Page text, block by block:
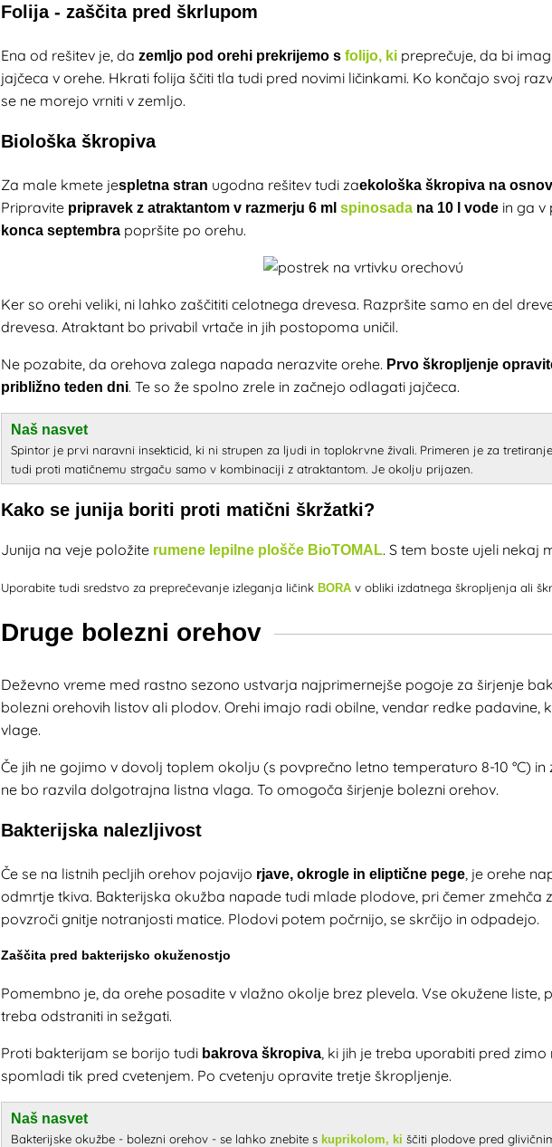
Folija - zaščita pred škrlupom
Ena od rešitev je, dazemljo pod orehi prekrijemo sfolijo, ki preprečuje, da bi
jajčeca v orehe. Hkrati folija ščiti tla tudi pred novimi ličinkami. Ko končajo svoj
se ne morejo vrniti v zemljo.
Biološka škropiva
Za male kmete jespletna stran ugodna rešitev tudi zaekološka škropiva na
Pripravite pripravek z atraktantom v razmerju 6 mlspinosada na 10 l vode in ga
konca septembra popršite po orehu.
Ker so orehi veliki, ni lahko zaščititi celotnega drevesa. Razpršite samo en del
drevesa. Atraktant bo privabil vrtače in jih postopoma uničil.
Ne pozabite, da orehova zalega napada nerazvite orehe. Prvo škropljenje
približno teden dni. Te so že spolno zrele in začnejo odlagati jajčeca.
Naš nasvet
Spintor je prvi naravni insekticid, ki ni strupen za ljudi in toplokrvne živali. Primeren je za
tudi proti matičnemu strgaču samo v kombinaciji z atraktantom. Je okolju prijazen.
Kako se junija boriti proti matični škržatki?
Junija na veje položite rumene lepilne plošče BioTOMAL. S tem boste ujeli nekaj
Uporabite tudi sredstvo za preprečevanje izleganja ličinkBORA v obliki izdatnega škropljenja ali
Druge bolezni orehov
Deževno vreme med rastno sezono ustvarja najprimernejše pogoje za širjenje
bolezni orehovih listov ali plodov. Orehi imajo radi obilne, vendar redke padavine,
vlage.
Če jih ne gojimo v dovolj toplem okolju (s povprečno letno temperaturo 8-10 °C) in
ne bo razvila dolgotrajna listna vlaga. To omogoča širjenje bolezni orehov.
Bakterijska nalezljivost
Če se na listnih pecljih orehov pojavijo rjave, okrogle in eliptične pege, je orehe
odmrtje tkiva. Bakterijska okužba napade tudi mlade plodove, pri čemer zmehča
povzroči gnitje notranjosti matice. Plodovi potem počrnijo, se skrčijo in odpadejo.
Zaščita pred bakterijsko okuženostjo
Pomembno je, da orehe posadite v vlažno okolje brez plevela. Vse okužene liste,
treba odstraniti in sežgati.
Proti bakterijam se borijo tudi bakrova škropiva , ki jih je treba uporabiti pred
spomladi tik pred cvetenjem. Po cvetenju opravite tretje škropljenje.
Naš nasvet
Bakterijske okužbe - bolezni orehov - se lahko znebite s kuprikolom, kiščiti plodove pred